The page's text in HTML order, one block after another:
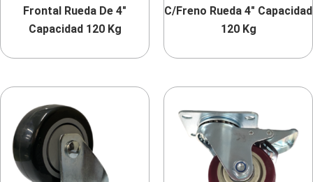
Frontal Rueda De 4″
Capacidad 120 Kg
C/Freno Rueda 4″ Capacidad
120 Kg